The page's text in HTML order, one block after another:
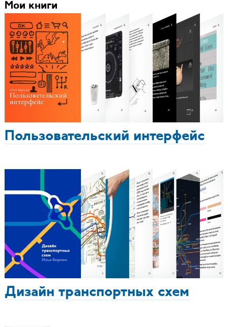
Мои книги
Пользовательский интерфейс
Дизайн транспортных схем